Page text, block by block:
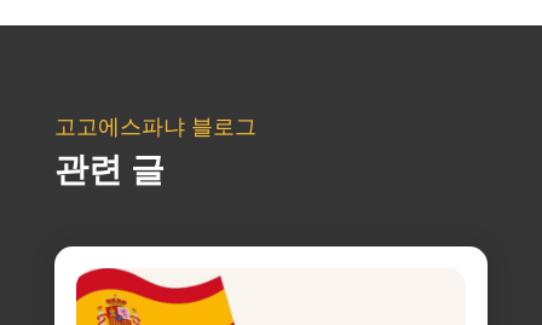
고고에스파냐 블로그
관련 글